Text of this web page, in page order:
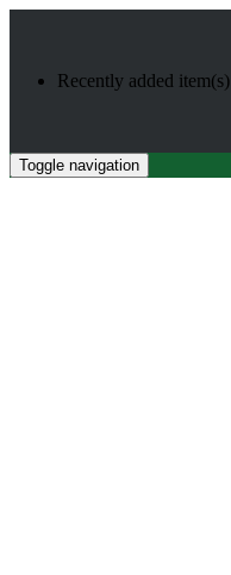
Recently added item(s)
Toggle navigation